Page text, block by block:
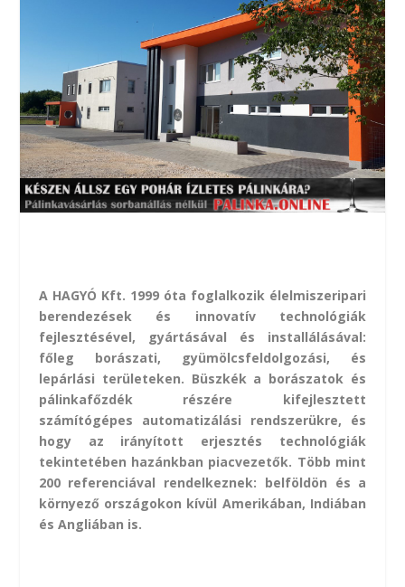
A HAGYÓ Kft. 1999 óta foglalkozik élelmiszeripari
berendezések és innovatív technológiák
fejlesztésével, gyártásával és installálásával:
főleg borászati, gyümölcsfeldolgozási, és
lepárlási területeken. Büszkék a borászatok és
pálinkafőzdék részére kifejlesztett
számítógépes automatizálási rendszerükre, és
hogy az irányított erjesztés technológiák
tekintetében hazánkban piacvezetők. Több mint
200 referenciával rendelkeznek: belföldön és a
környező országokon kívül Amerikában, Indiában
és Angliában is.